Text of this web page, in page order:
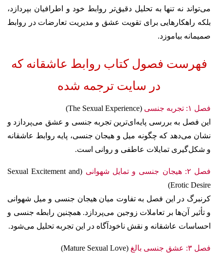
می‌تواند نه تنها به تحلیل دقیق‌تر روابط خود و اطرافیان بپردازد،
بلکه راهکارهایی برای تقویت عشق و مدیریت تعارضات در روابط
صمیمانه بیاموزد.
فهرست فصول کتاب روابط عاشقانه که
در سایت ترجمه شده
فصل ۱: تجربه جنسی
(The Sexual Experience)
این فصل به بررسی پایه‌ای‌ترین تجربه جنسی و عشق می‌پردازد و
نشان می‌دهد که چگونه میل و هیجان جنسی، پایه روابط عاشقانه
و شکل‌گیری تمایلات عاطفی و روانی است.
فصل ۲: هیجان جنسی و تمایل شهوانی
(Sexual Excitement and
Erotic Desire)
کرنبرگ در این فصل به تفاوت میان هیجان جنسی و میل شهوانی
و تأثیر آن‌ها بر تعاملات زوجین می‌پردازد. همچنین رابطه جنسی و
احساسات عاشقانه و نقش ناخودآگاه در این تجربه تحلیل می‌شود.
فصل ۳: عشق جنسی بالغ
(Mature Sexual Love)